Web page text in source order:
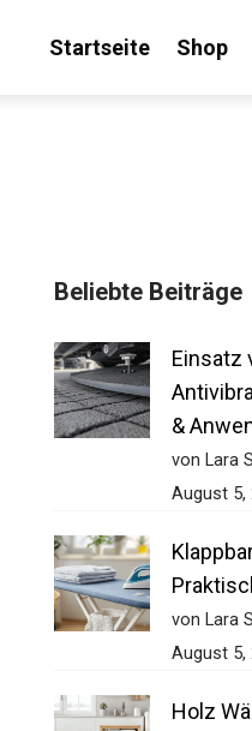
Startseite Shop
Beliebte Beiträge
Einsatz
&
von Lara
August 5,
von Lara
August 5,
Holz